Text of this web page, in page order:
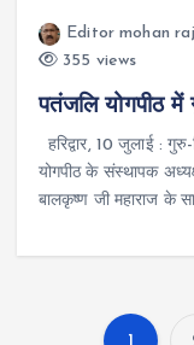
Editor mohan
355 views
पतंजलि योगपीठ में
हरिद्वार, 10 जुलाई :
योगपीठ के संस्थापक
बालकृष्ण जी महाराज के